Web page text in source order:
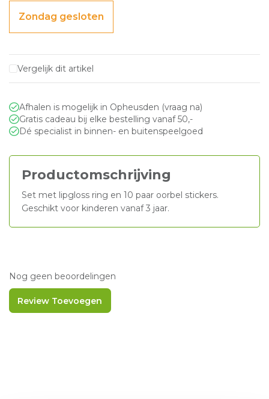
Zondag gesloten
Vergelijk dit artikel
Afhalen is mogelijk in Opheusden (vraag na)
Gratis cadeau bij elke bestelling vanaf 50,-
Dé specialist in binnen- en buitenspeelgoed
Productomschrijving
Set met lipgloss ring en 10 paar oorbel stickers.
Geschikt voor kinderen vanaf 3 jaar.
Nog geen beoordelingen
Review Toevoegen